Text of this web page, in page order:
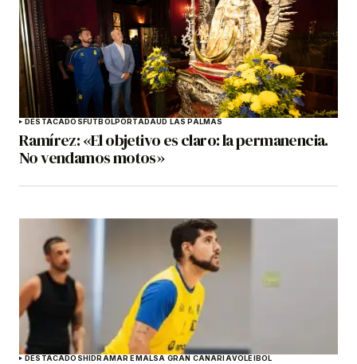
DESTACADOSFÚTBOLPORTADAUD LAS PALMAS
Ramírez: «El objetivo es claro: la permanencia.
No vendamos motos»
DESTACADOSHIDRAMAR EMALSA GRAN CANARIAVOLEIBOL